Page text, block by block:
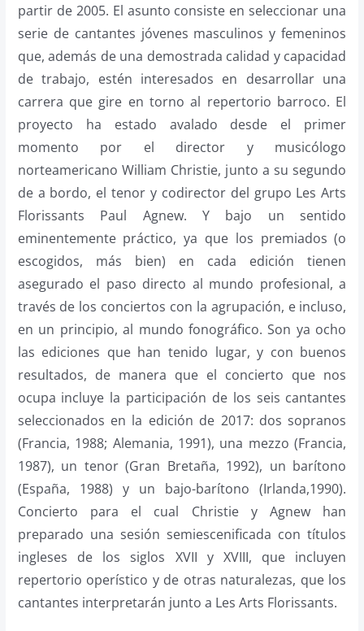
partir de 2005. El asunto consiste en seleccionar una
serie de cantantes jóvenes masculinos y femeninos
que, además de una demostrada calidad y capacidad
de trabajo, estén interesados en desarrollar una
carrera que gire en torno al repertorio barroco. El
proyecto ha estado avalado desde el primer
momento por el director y musicólogo
norteamericano William Christie, junto a su segundo
de a bordo, el tenor y codirector del grupo Les Arts
Florissants Paul Agnew. Y bajo un sentido
eminentemente práctico, ya que los premiados (o
escogidos, más bien) en cada edición tienen
asegurado el paso directo al mundo profesional, a
través de los conciertos con la agrupación, e incluso,
en un principio, al mundo fonográfico. Son ya ocho
las ediciones que han tenido lugar, y con buenos
resultados, de manera que el concierto que nos
ocupa incluye la participación de los seis cantantes
seleccionados en la edición de 2017: dos sopranos
(Francia, 1988; Alemania, 1991), una mezzo (Francia,
1987), un tenor (Gran Bretaña, 1992), un barítono
(España, 1988) y un bajo-barítono (Irlanda,1990).
Concierto para el cual Christie y Agnew han
preparado una sesión semiescenificada con títulos
ingleses de los siglos XVII y XVIII, que incluyen
repertorio operístico y de otras naturalezas, que los
cantantes interpretarán junto a Les Arts Florissants.